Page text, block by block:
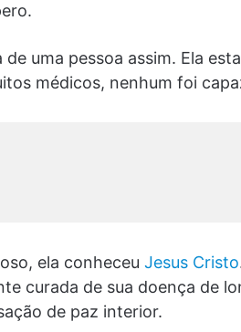
uma pessoa assim. Ela
médicos, nenhum foi
ela conheceu Jesus Cristo
curada de sua doença de
de paz interior.